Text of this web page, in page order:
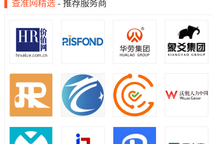
查准网精选- 推荐服务商